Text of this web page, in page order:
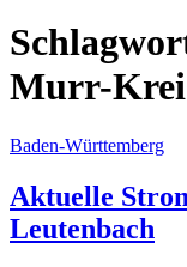
Murr-
Baden-Württemberg
Aktuelle
Leutenbach